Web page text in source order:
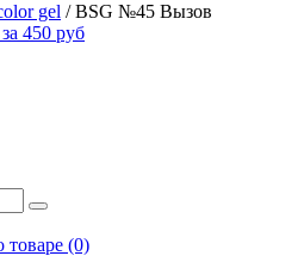
gel /BSG №45 Вызов
(0)